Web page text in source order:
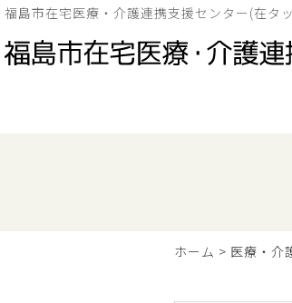
福島市在宅医療・介護連携支援センター(在タ
ホーム > 医療・介